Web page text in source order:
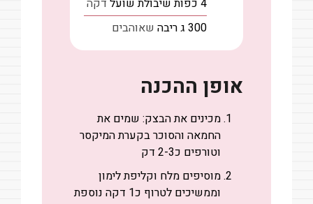
300 גריבה שאוהבים
אופן ההכנה
מכינים את הבצק: שמים את
החמאה והסוכר בקערת המיקסר
וטורפים כ2-3 דק
מוסיפים מלח וקליפת לימון
וממשיכים לטרוף כ1 דקה נוספת